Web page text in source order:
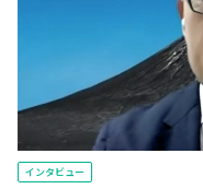
インタビュー